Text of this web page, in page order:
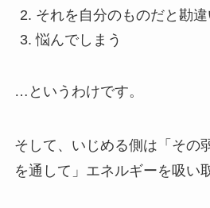
それを自分のものだと勘違
悩んでしまう
…というわけです。
そして、いじめる側は 「その
を通して」 エネルギーを吸い